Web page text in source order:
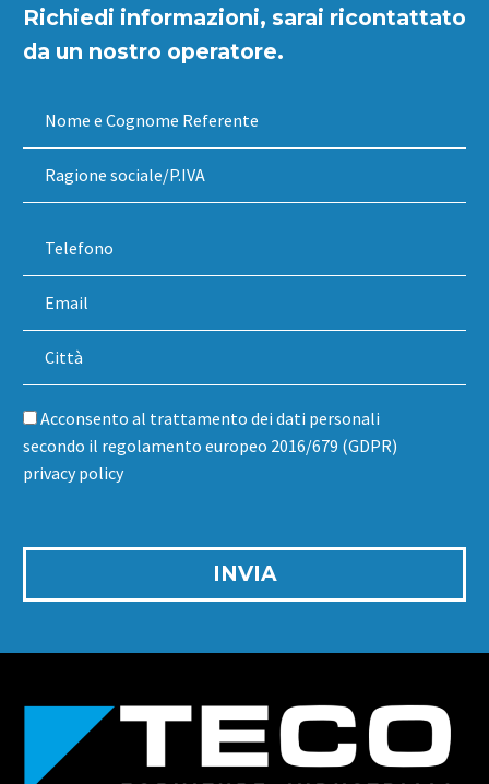
Richiedi informazioni, sarai ricontattato
da un nostro operatore.
Acconsento al trattamento dei dati personali
secondo il regolamento europeo 2016/679 (GDPR)
privacy policy